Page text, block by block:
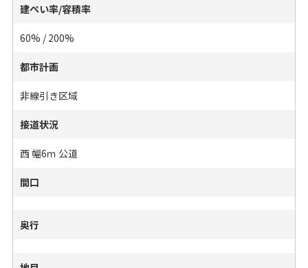
建ぺい率/容積率
60% / 200%
都市計画
非線引き区域
接道状況
西 幅6ｍ 公道
間口
奥行